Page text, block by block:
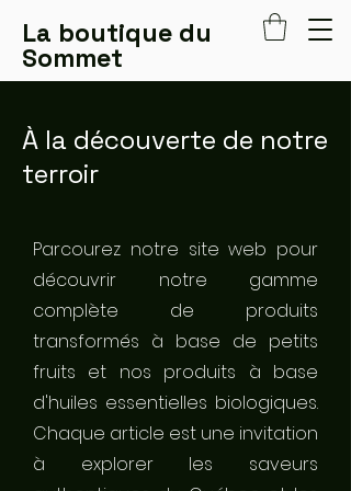
La boutique du
Sommet
À la découverte de notre
terroir
Parcourez notre site web pour
découvrir notre gamme
complète de produits
transformés à base de petits
fruits et nos produits à base
d'huiles essentielles biologiques.
Chaque article est une invitation
à explorer les saveurs